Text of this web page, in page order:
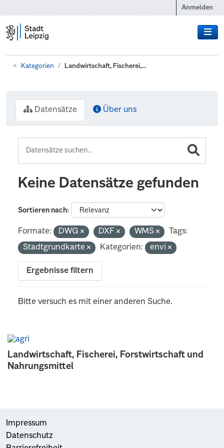
Anmelden
Kategorien Landwirtschaft, Fischerei,...
Landwirtschaft, Fischerei, Forstwirtschaft und
Nahrungsmittel
Datensätze Über uns
Keine Datensätze gefunden
Sortieren nach
Formate: DWG DXF WMS
Tags:
Stadtgrundkarte
Kategorien: envi
Ergebnisse filtern
Bitte versuch es mit einer anderen Suche.
Impressum
Datenschutz